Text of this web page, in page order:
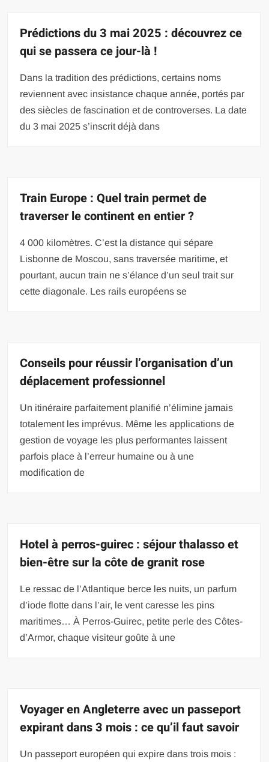
Prédictions du 3 mai 2025 : découvrez ce
qui se passera ce jour-là !
Dans la tradition des prédictions, certains noms
reviennent avec insistance chaque année, portés par
des siècles de fascination et de controverses. La date
du 3 mai 2025 s’inscrit déjà dans
Train Europe : Quel train permet de
traverser le continent en entier ?
4 000 kilomètres. C’est la distance qui sépare
Lisbonne de Moscou, sans traversée maritime, et
pourtant, aucun train ne s’élance d’un seul trait sur
cette diagonale. Les rails européens se
Conseils pour réussir l’organisation d’un
déplacement professionnel
Un itinéraire parfaitement planifié n’élimine jamais
totalement les imprévus. Même les applications de
gestion de voyage les plus performantes laissent
parfois place à l’erreur humaine ou à une
modification de
Hotel à perros-guirec : séjour thalasso et
bien-être sur la côte de granit rose
Le ressac de l’Atlantique berce les nuits, un parfum
d’iode flotte dans l’air, le vent caresse les pins
maritimes… À Perros-Guirec, petite perle des Côtes-
d’Armor, chaque visiteur goûte à une
Voyager en Angleterre avec un passeport
expirant dans 3 mois : ce qu’il faut savoir
Un passeport européen qui expire dans trois mois :